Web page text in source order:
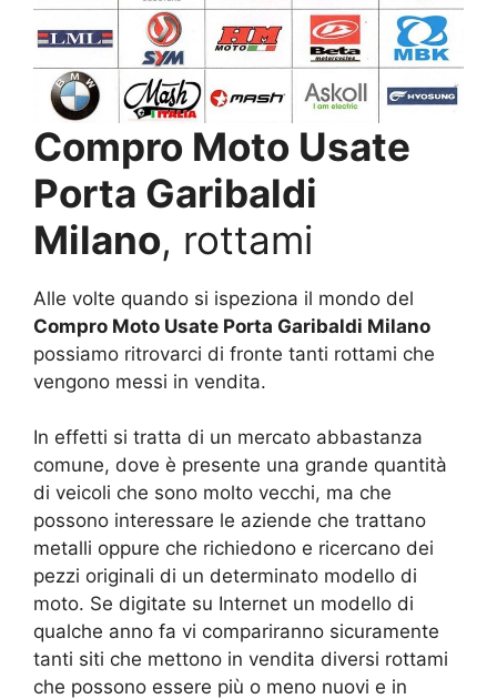
Compro Moto Usate
Porta Garibaldi
Milano, rottami
Alle volte quando si ispeziona il mondo del
Compro Moto Usate Porta Garibaldi Milano
possiamo ritrovarci di fronte tanti rottami che
vengono messi in vendita.
In effetti si tratta di un mercato abbastanza
comune, dove è presente una grande quantità
di veicoli che sono molto vecchi, ma che
possono interessare le aziende che trattano
metalli oppure che richiedono e ricercano dei
pezzi originali di un determinato modello di
moto. Se digitate su Internet un modello di
qualche anno fa vi compariranno sicuramente
tanti siti che mettono in vendita diversi rottami
che possono essere più o meno nuovi e in